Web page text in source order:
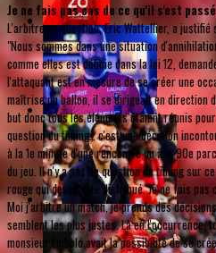
Je ne fais pas cas de ce qu'il s'est
L'arbitre en question, Eric Wattellier, a justifié
"Nous sommes dans une situation
comme elles est définie dans la loi 12,
l'attaquant est en mesure de se créer une
maîtrise du ballon, il se dirigeait en direction
but donc tous les éléments étaient réunis
question du timing… c'est une décision
à la 1e minute d'une rencontre ou à la 90e
du jeu. Il n'y a pas de question de timing sur
rouge qui devait être distribué. Je ne fais pas
Moi j'arbitre un match, je prends des
semblent les plus justes. Là en l'occurrence,
monsieur Embolo avait la possibilité de se